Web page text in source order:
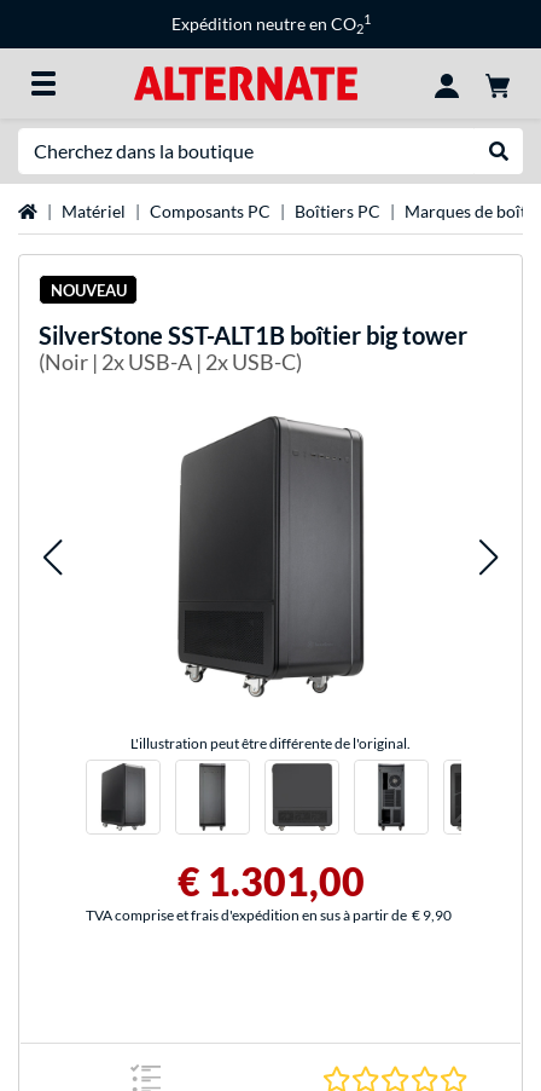
Expédition neutre en CO2
1
Page d'accueil
Matériel Composants PC Boîtiers PC Marques de
NOUVEAU
SilverStone SST-ALT1B boîtier big tower
(Noir | 2x USB-A | 2x USB-C)
L'illustration peut être différente de l'original.
€ 1.301,00
TVA comprise et frais d'expédition en sus à partir de € 9,90